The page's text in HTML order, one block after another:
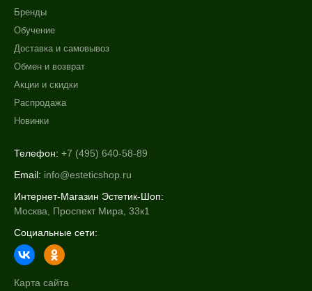
Бренды
Обучение
Доставка и самовывоз
Обмен и возврат
Акции и скидки
Распродажа
Новинки
Телефон: +7 (495) 640-58-89
Email: info@esteticshop.ru
Интернет-Магазин Эстетик-Шоп:
Москва, Проспект Мира, 33к1
Социальные сети:
Карта сайта